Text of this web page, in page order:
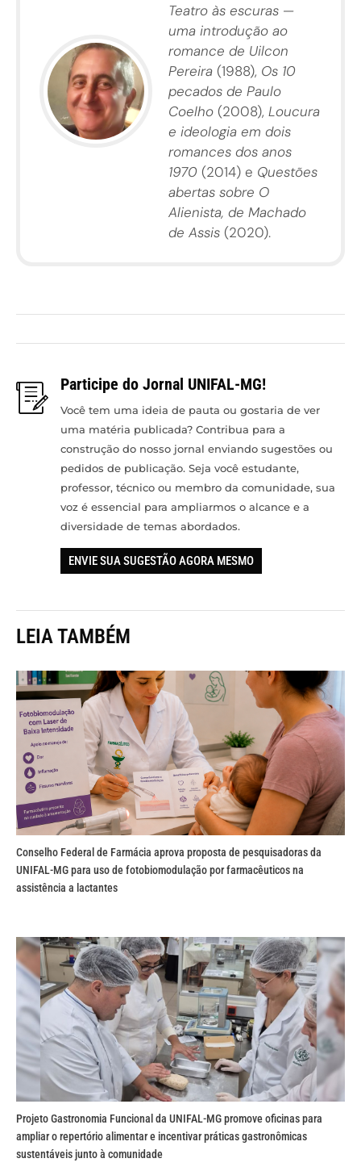
Teatro às escuras —
uma introdução ao
romance de Uilcon
Pereira (1988), Os 10
pecados de Paulo
Coelho (2008), Loucura
e ideologia em dois
romances dos anos
1970 (2014) e Questões
abertas sobre O
Alienista, de Machado
de Assis (2020).
Participe do Jornal UNIFAL-MG!
Você tem uma ideia de pauta ou gostaria de ver
uma matéria publicada? Contribua para a
construção do nosso jornal enviando sugestões ou
pedidos de publicação. Seja você estudante,
professor, técnico ou membro da comunidade, sua
voz é essencial para ampliarmos o alcance e a
diversidade de temas abordados.
ENVIE SUA SUGESTÃO AGORA MESMO
LEIA TAMBÉM
Conselho Federal de Farmácia aprova proposta de pesquisadoras da
UNIFAL-MG para uso de fotobiomodulação por farmacêuticos na
assistência a lactantes
Projeto Gastronomia Funcional da UNIFAL-MG promove oficinas para
ampliar o repertório alimentar e incentivar práticas gastronômicas
sustentáveis junto à comunidade